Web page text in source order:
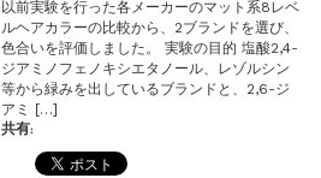
以前実験を行った各メーカーのマット系8レベ
ルヘアカラーの比較から、2ブランドを選び、
色合いを評価しました。 実験の目的 塩酸2,4-
ジアミノフェノキシエタノール、レゾルシン
等から緑みを出しているブランドと、2,6-ジ
アミ […]
共有: